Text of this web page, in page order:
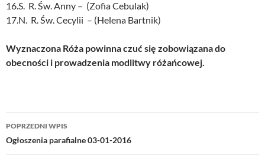
16.S. R. Św. Anny – (Zofia Cebulak)
17.N. R. Św. Cecylii – (Helena Bartnik)
Wyznaczona Róża powinna czuć się zobowiązana do
obecności i prowadzenia modlitwy różańcowej.
Nawigacja
wpisu
POPRZEDNI WPIS
Ogłoszenia parafialne 03-01-2016